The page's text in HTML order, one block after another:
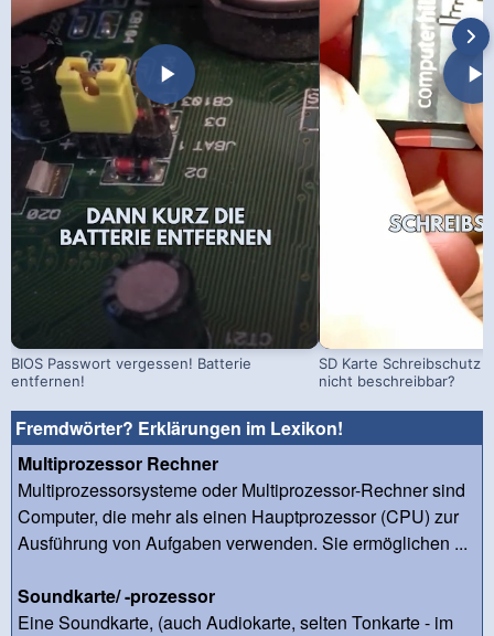
BIOS Passwort vergessen! Batterie
entfernen!
SD Karte Schreibschutz
nicht beschreibbar?
Fremdwörter? Erklärungen im Lexikon!
Multiprozessor Rechner
Multiprozessorsysteme oder Multiprozessor-Rechner sind
Computer, die mehr als einen Hauptprozessor (CPU) zur
Ausführung von Aufgaben verwenden. Sie ermöglichen ...
Soundkarte/ -prozessor
Eine Soundkarte, (auch Audiokarte, selten Tonkarte - im